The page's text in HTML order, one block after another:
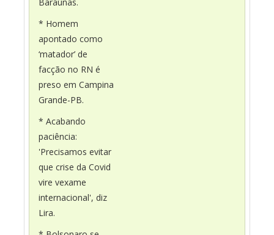
* Homem
apontado como
‘matador’ de
facção no RN é
preso em Campina
Grande-PB.
* Acabando
paciência:
'Precisamos evitar
que crise da Covid
vire vexame
internacional', diz
Lira.